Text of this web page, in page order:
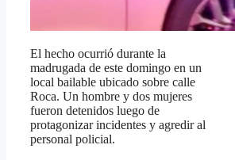
El hecho ocurrió durante la
madrugada de este domingo en un
local bailable ubicado sobre calle
Roca. Un hombre y dos mujeres
fueron detenidos luego de
protagonizar incidentes y agredir al
personal policial.